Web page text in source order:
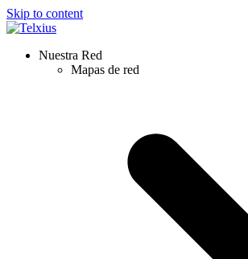
Skip to content
Nuestra Red
Mapas de red